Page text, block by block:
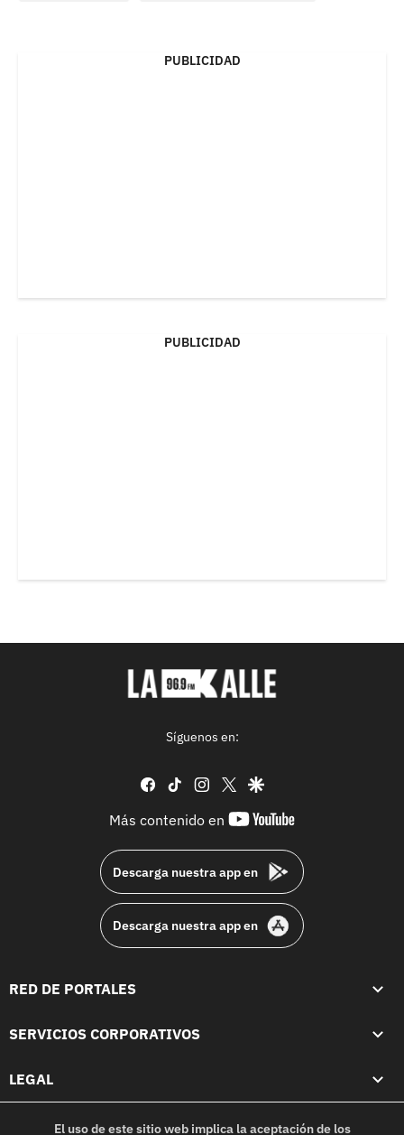
PUBLICIDAD
PUBLICIDAD
Síguenos en:
facebook
tiktok instagram
twittergoogle
Más contenido en
youtube-
Descarga nuestra app en
Descarga nuestra app en
RED DE PORTALES
SERVICIOS CORPORATIVOS
LEGAL
El uso de este sitio web implica la aceptación de los